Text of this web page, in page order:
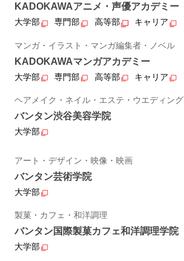
KADOKAWAアニメ・声優アカデミー
大学部 専門部 高等部 キャリア
マンガ・イラスト・マンガ編集者・ノベル
KADOKAWAマンガアカデミー
大学部 専門部 高等部 キャリア
ヘアメイク・ネイル・エステ・ウエディング
バンタン渋谷美容学院
大学部
アート・デザイン・映像・映画
バンタン芸術学院
大学部
製菓・カフェ・和洋調理
バンタン国際製菓カフェ和洋調理学院
大学部